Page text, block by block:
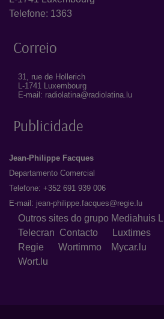
Telefone: 1363
Correio
31, rue de Hollerich
L-1741 Luxembourg
E-mail: radiolatina@radiolatina.lu
Publicidade
Jean-Philippe Facques
Departamento Comercial
Telefone: +352 691 939 006
E-mail: jean-philippe.facques@regie.lu
Outros sites do grupo Mediahuis
Telecran Contacto
Luxtimes
Regie Wortimmo
Mycar.lu
Wort.lu